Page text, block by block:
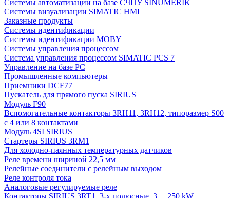
Системы автоматизации на базе СЧПУ SINUMERIK
Системы визуализации SIMATIC HMI
Заказные продукты
Системы идентификации
Системы идентификации MOBY
Системы управления процессом
Система управления процессом SIMATIC PCS 7
Управление на базе РС
Промышленные компьютеры
Приемники DCF77
Пускатель для прямого пуска SIRIUS
Модуль F90
Вспомогательные контакторы 3RH11, 3RH12, типоразмер S00
с 4 или 8 контактами
Модуль 4SI SIRIUS
Стартеры SIRIUS 3RM1
Для холодно-паянных температурных датчиков
Реле времени шириной 22,5 мм
Релейные соединители с релейным выходом
Реле контроля тока
Аналоговые регулируемые реле
Контакторы SIRIUS 3RT1, 3-х полюсные, 3 ... 250 kW